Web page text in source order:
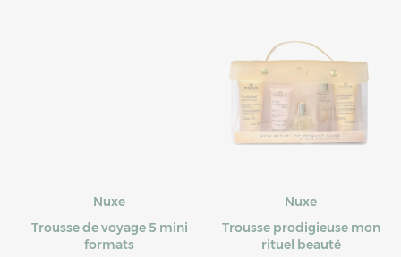
Nuxe
Trousse de voyage 5 mini
formats
Nuxe
Trousse prodigieuse mon
rituel beauté